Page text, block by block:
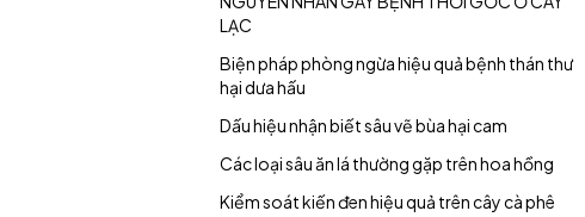
LẠC
Biện pháp phòng ngừa hiệu quả bệnh thán thư
hại dưa hấu
Dấu hiệu nhận biết sâu vẽ bùa hại cam
Các loại sâu ăn lá thường gặp trên hoa hồng
Kiểm soát kiến đen hiệu quả trên cây cà phê